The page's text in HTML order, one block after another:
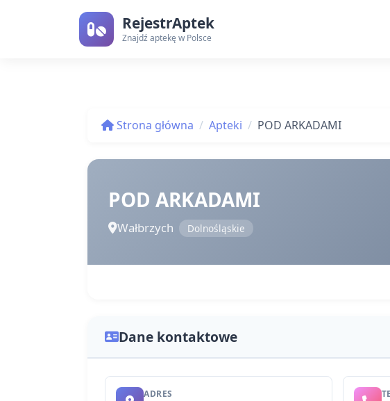
RejestrAptek
Znajdź aptekę w Polsce
Strona główna Apteki POD ARKADAMI
POD ARKADAMI
Wałbrzych Dolnośląskie
Dane kontaktowe
ADRES